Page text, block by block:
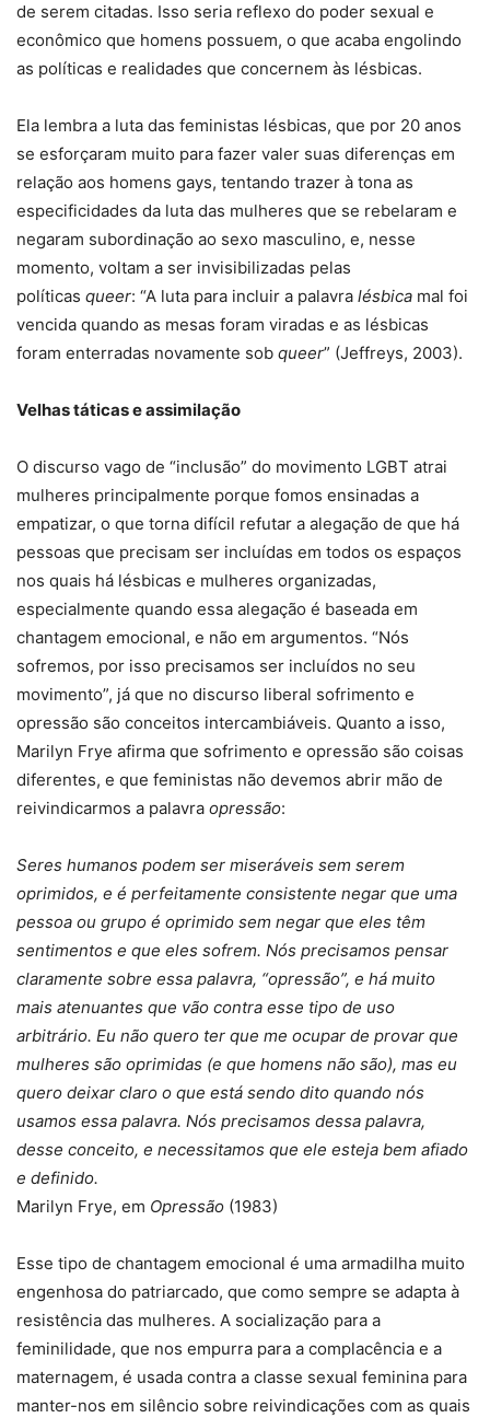
de serem citadas. Isso seria reflexo do poder sexual e
econômico que homens possuem, o que acaba engolindo
as políticas e realidades que concernem às lésbicas.
Ela lembra a luta das feministas lésbicas, que por 20 anos
se esforçaram muito para fazer valer suas diferenças em
relação aos homens gays, tentando trazer à tona as
especificidades da luta das mulheres que se rebelaram e
negaram subordinação ao sexo masculino, e, nesse
momento, voltam a ser invisibilizadas pelas
políticas queer: “A luta para incluir a palavra lésbica mal foi
vencida quando as mesas foram viradas e as lésbicas
foram enterradas novamente sob queer” (Jeffreys, 2003).
Velhas táticas e assimilação
O discurso vago de “inclusão” do movimento LGBT atrai
mulheres principalmente porque fomos ensinadas a
empatizar, o que torna difícil refutar a alegação de que há
pessoas que precisam ser incluídas em todos os espaços
nos quais há lésbicas e mulheres organizadas,
especialmente quando essa alegação é baseada em
chantagem emocional, e não em argumentos. “Nós
sofremos, por isso precisamos ser incluídos no seu
movimento”, já que no discurso liberal sofrimento e
opressão são conceitos intercambiáveis. Quanto a isso,
Marilyn Frye afirma que sofrimento e opressão são coisas
diferentes, e que feministas não devemos abrir mão de
reivindicarmos a palavra opressão:
Seres humanos podem ser miseráveis sem serem
oprimidos, e é perfeitamente consistente negar que uma
pessoa ou grupo é oprimido sem negar que eles têm
sentimentos e que eles sofrem. Nós precisamos pensar
claramente sobre essa palavra, “opressão”, e há muito
mais atenuantes que vão contra esse tipo de uso
arbitrário. Eu não quero ter que me ocupar de provar que
mulheres são oprimidas (e que homens não são), mas eu
quero deixar claro o que está sendo dito quando nós
usamos essa palavra. Nós precisamos dessa palavra,
desse conceito, e necessitamos que ele esteja bem afiado
e definido.
Marilyn Frye, em Opressão (1983)
Esse tipo de chantagem emocional é uma armadilha muito
engenhosa do patriarcado, que como sempre se adapta à
resistência das mulheres. A socialização para a
feminilidade, que nos empurra para a complacência e a
maternagem, é usada contra a classe sexual feminina para
manter-nos em silêncio sobre reivindicações com as quais